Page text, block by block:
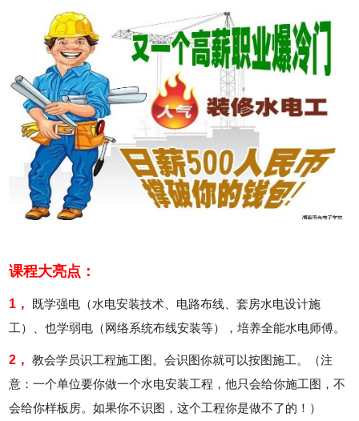
课程大亮点：
1，
既学强电（水电安装技术、电路布线、套房水电设计施
工）、也学弱电（网络系统布线安装等），培养全能水电师傅。
2， 教会学员识工程施工图。会识图你就可以按图施工。（注
意：一个单位要你做一个水电安装工程，他只会给你施工图，不
会给你样板房。如果你不识图，这个工程你是做不了的！）